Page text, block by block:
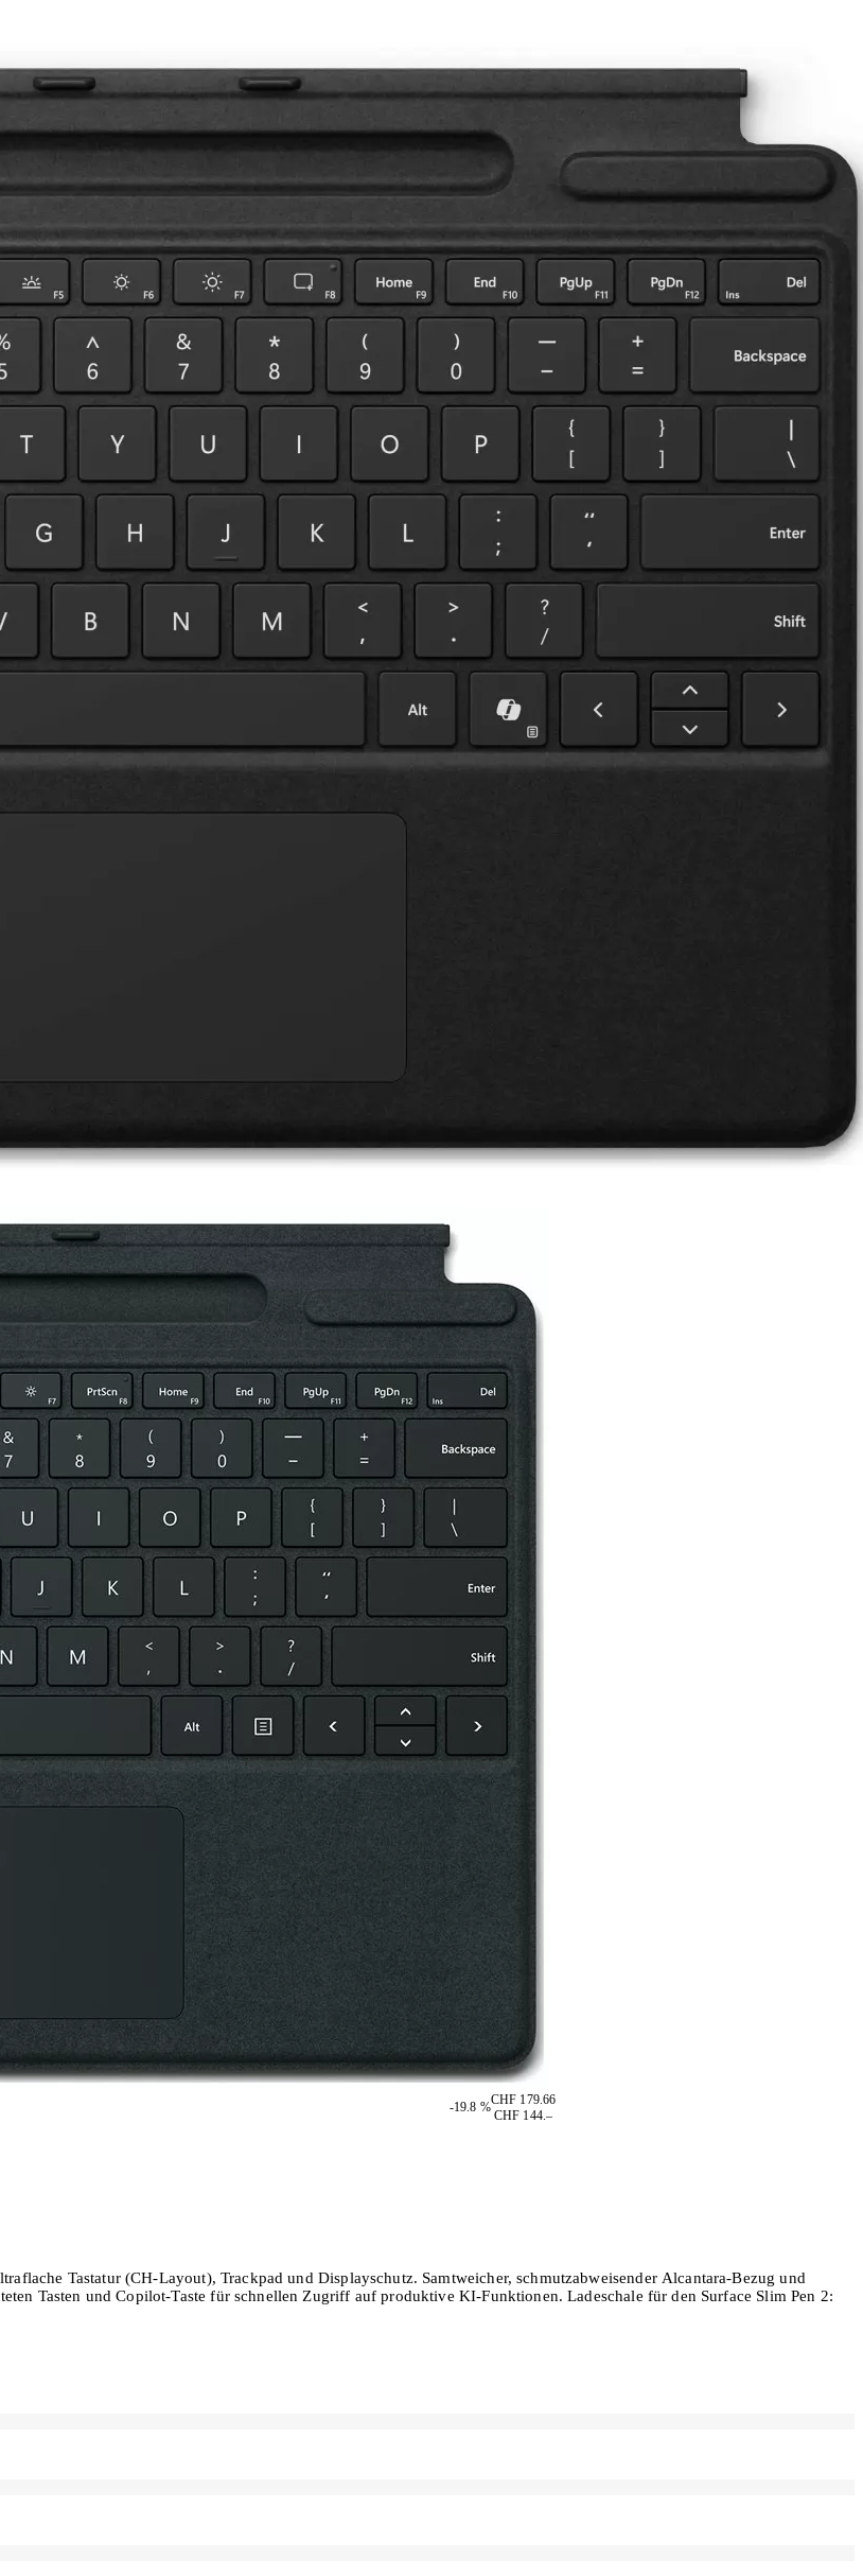
MicrosoftSurface Pro Keyboard (CH-Layout)
Tastaturcover für das Surface Pro 8, Pro 9, Pro 10 und Surface
Pro 11
Produkt bewerten
VerbindungsmÃ¶glichkeiten:Dockinganschluss
Tastaturlayout:
QWERTZ (CH)
Kompatible Hersteller:Microsoft
Bildschirmdiagonale:13 "
Detailfarbe: Schwarz
Tablet KompatibilitÃ¤t:
Surface Pro 10 Surface Pro 9 Surface Pro 11. Edition
Hersteller:
Microsoft
Unsere-Artikel-Nr.:
ELEKBVCRV
196388355884
-19.8 %
CHF 179.66
CHF 144.–
Tastatur (CH-Layout), Trackpad und Displayschutz. Samtweicher, schmutzabweisender Alcantara-Bezug und
Tasten und Copilot-Taste für schnellen Zugriff auf produktive KI-Funktionen. Ladeschale für den Surface Slim Pen 2: